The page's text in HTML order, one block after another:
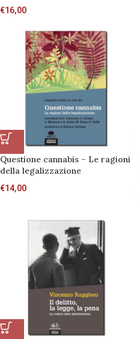
€16,00
Questione cannabis – Le ragioni
della legalizzazione
€14,00